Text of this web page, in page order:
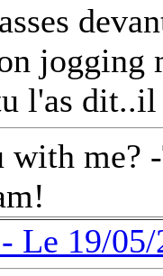
jogging
l'as
with me?
Le 19/